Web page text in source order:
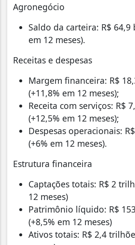
Agronegócio
Saldo da carteira: R$ 64,9
em 12 meses).
Receitas e despesas
Margem financeira: R$
(+11,8% em 12 meses);
Receita com serviços: R$
(+12,5% em 12 meses);
Despesas operacionais:
(+6% em 12 meses).
Estrutura financeira
Captações totais: R$ 2
12 meses)
Patrimônio líquido: R$
(+8,5% em 12 meses)
Ativos totais: R$ 2,4